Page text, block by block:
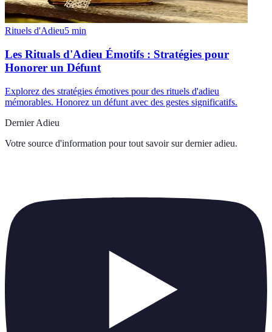
Rituels d'Adieu5 min
Les Rituals d'Adieu Émotifs : Stratégies pour
Honorer un Défunt
Explorez des stratégies émotives pour des rituels d'adieu
mémorables. Honorez un défunt avec des gestes significatifs.
Dernier Adieu
Votre source d'information pour tout savoir sur dernier adieu.